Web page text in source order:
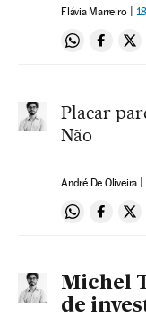
Flávia Marreiro
Compartir
Placar
Não
André De Oliveira
Compartir
Michel
de